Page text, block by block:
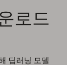
로드
딥러닝 모델